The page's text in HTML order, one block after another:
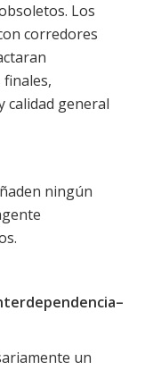
Los
corredores
calidad general
ningún
un